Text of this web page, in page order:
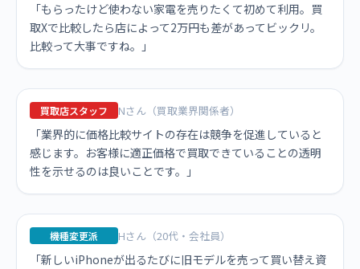
「もらったけど使わない家電を売りたくて初めて利用。買
取Xで比較したら店によって2万円も差があってビックリ。
比較って大事ですね。」
買取店スタッフ Nさん（買取業界関係者）
「業界的に価格比較サイトの存在は競争を促進していると
感じます。お客様に適正価格で買取できていることの透明
性を示せるのは良いことです。」
機種変更派 Hさん（20代・会社員）
「新しいiPhoneが出るたびに旧モデルを売って買い替え資